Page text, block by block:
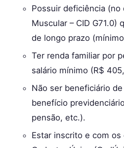
Possuir deficiência (no
Muscular – CID G71.0)
de longo prazo
Ter renda familiar por
salário mínimo (R$
Não ser beneficiário
benefício
pensão, etc.).
Estar inscrito e com